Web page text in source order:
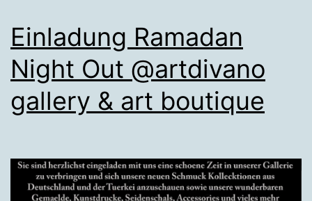
Einladung Ramadan
Night Out @artdivano
gallery & art boutique